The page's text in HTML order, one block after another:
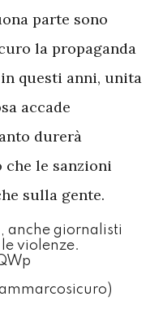
parte sono
la propaganda
questi anni, unita
accade
durerà
che le sanzioni
sulla gente.
anche giornalisti
violenze.